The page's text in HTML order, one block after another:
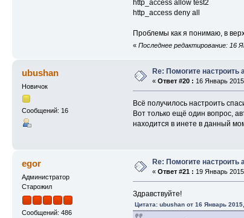
http_access allow test2
http_access deny all
Проблемы как я понимаю, в
« Последнее редактирование: 16
ubushan
Новичок
Сообщений: 16
Re: Помогите настроить
« Ответ #20 : 16 Январь
Всё получилось настроить
Вот только ещё один вопрос,
находится в инете в данный
egor
Администратор
Старожил
Сообщений: 486
Re: Помогите настроить
« Ответ #21 : 19 Январь
Здравствуйте!
Цитата: ubushan от 16 Январь